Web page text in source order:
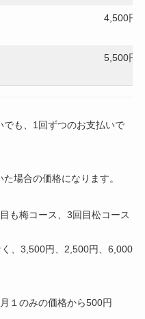
4,500円
5,500円
も、1回ずつのお支払いで
場合の価格になります。
も梅コース、3回目松コース
、3,500円、2,500円、6,000
１のみの価格から500円